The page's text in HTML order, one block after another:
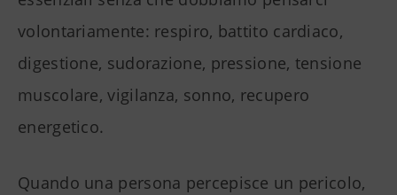
volontariamente: respiro, battito cardiaco,
digestione, sudorazione, pressione, tensione
muscolare, vigilanza, sonno, recupero
energetico.
Quando una persona percepisce un pericolo,